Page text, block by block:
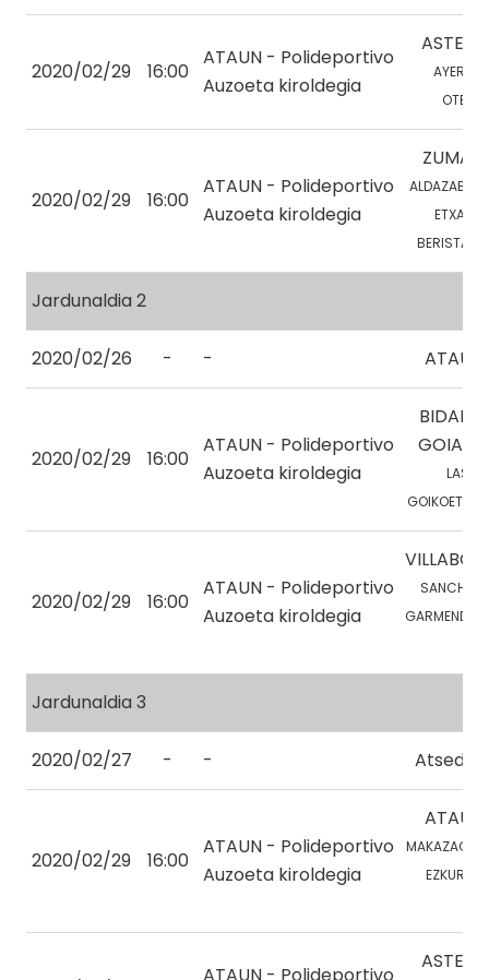
2020/02/29 16:00
ATAUN - Polideportivo
Auzoeta kiroldegia
AYERZA,
OTEGI,
2020/02/29 16:00
ATAUN - Polideportivo
Auzoeta kiroldegia
ZUMAIA
ALDAZABAL,
ETXABE,
BERISTAIN,
Jardunaldia 2
2020/02/26 - - ATAUN
2020/02/29 16:00
ATAUN - Polideportivo
Auzoeta kiroldegia
GOIATZ
LASA,
2020/02/29 16:00
ATAUN - Polideportivo
Auzoeta kiroldegia
SANCHEZ,
GARMENDIA,
Jardunaldia 3
2020/02/27 - -
2020/02/29 16:00
ATAUN - Polideportivo
Auzoeta kiroldegia
ATAUN
MAKAZAGA,